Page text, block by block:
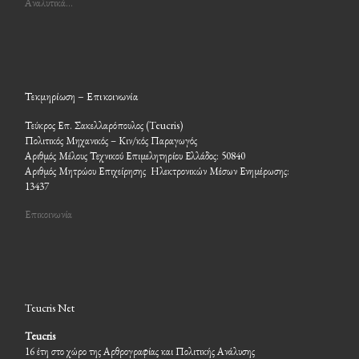
Αναλυτικά…
Τεκμηρίωση – Επικοινωνία
Τεύκρος Επ. Σακελλαρόπουλος (Teucris)
Πολιτικός Μηχανικός – Κιν/κός Παραγωγός
Αριθμός Μέλους Τεχνικού Επιμελητηρίου Ελλάδος: 50840
Αριθμός Μητρώου Επιχείρησης Ηλεκτρονικών Μέσων Ενημέρωσης:
13437
Επικοινωνία
Teucris Net
Teucris
16 έτη στο χώρο της Αρθρογραφίας και Πολιτικής Ανάλυσης